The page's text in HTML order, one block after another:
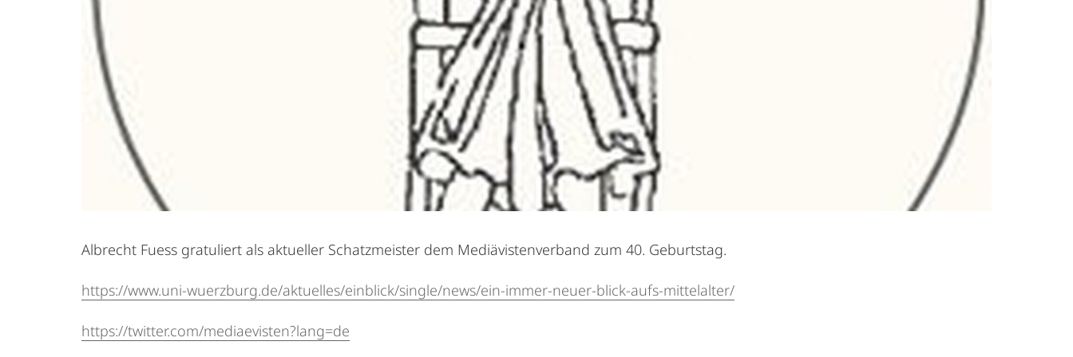
Albrecht Fuess gratuliert als aktueller Schatzmeister dem Mediävistenverband zum 40. Geburtstag.
https://www.uni-wuerzburg.de/aktuelles/einblick/single/news/ein-immer-neuer-blick-aufs-mittelalter/
https://twitter.com/mediaevisten?lang=de